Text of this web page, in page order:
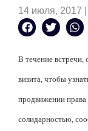
14 июля, 2017
В течение
визита, чтобы
продвижении
солидарностью,